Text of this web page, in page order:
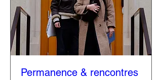
Permanence & rencontres